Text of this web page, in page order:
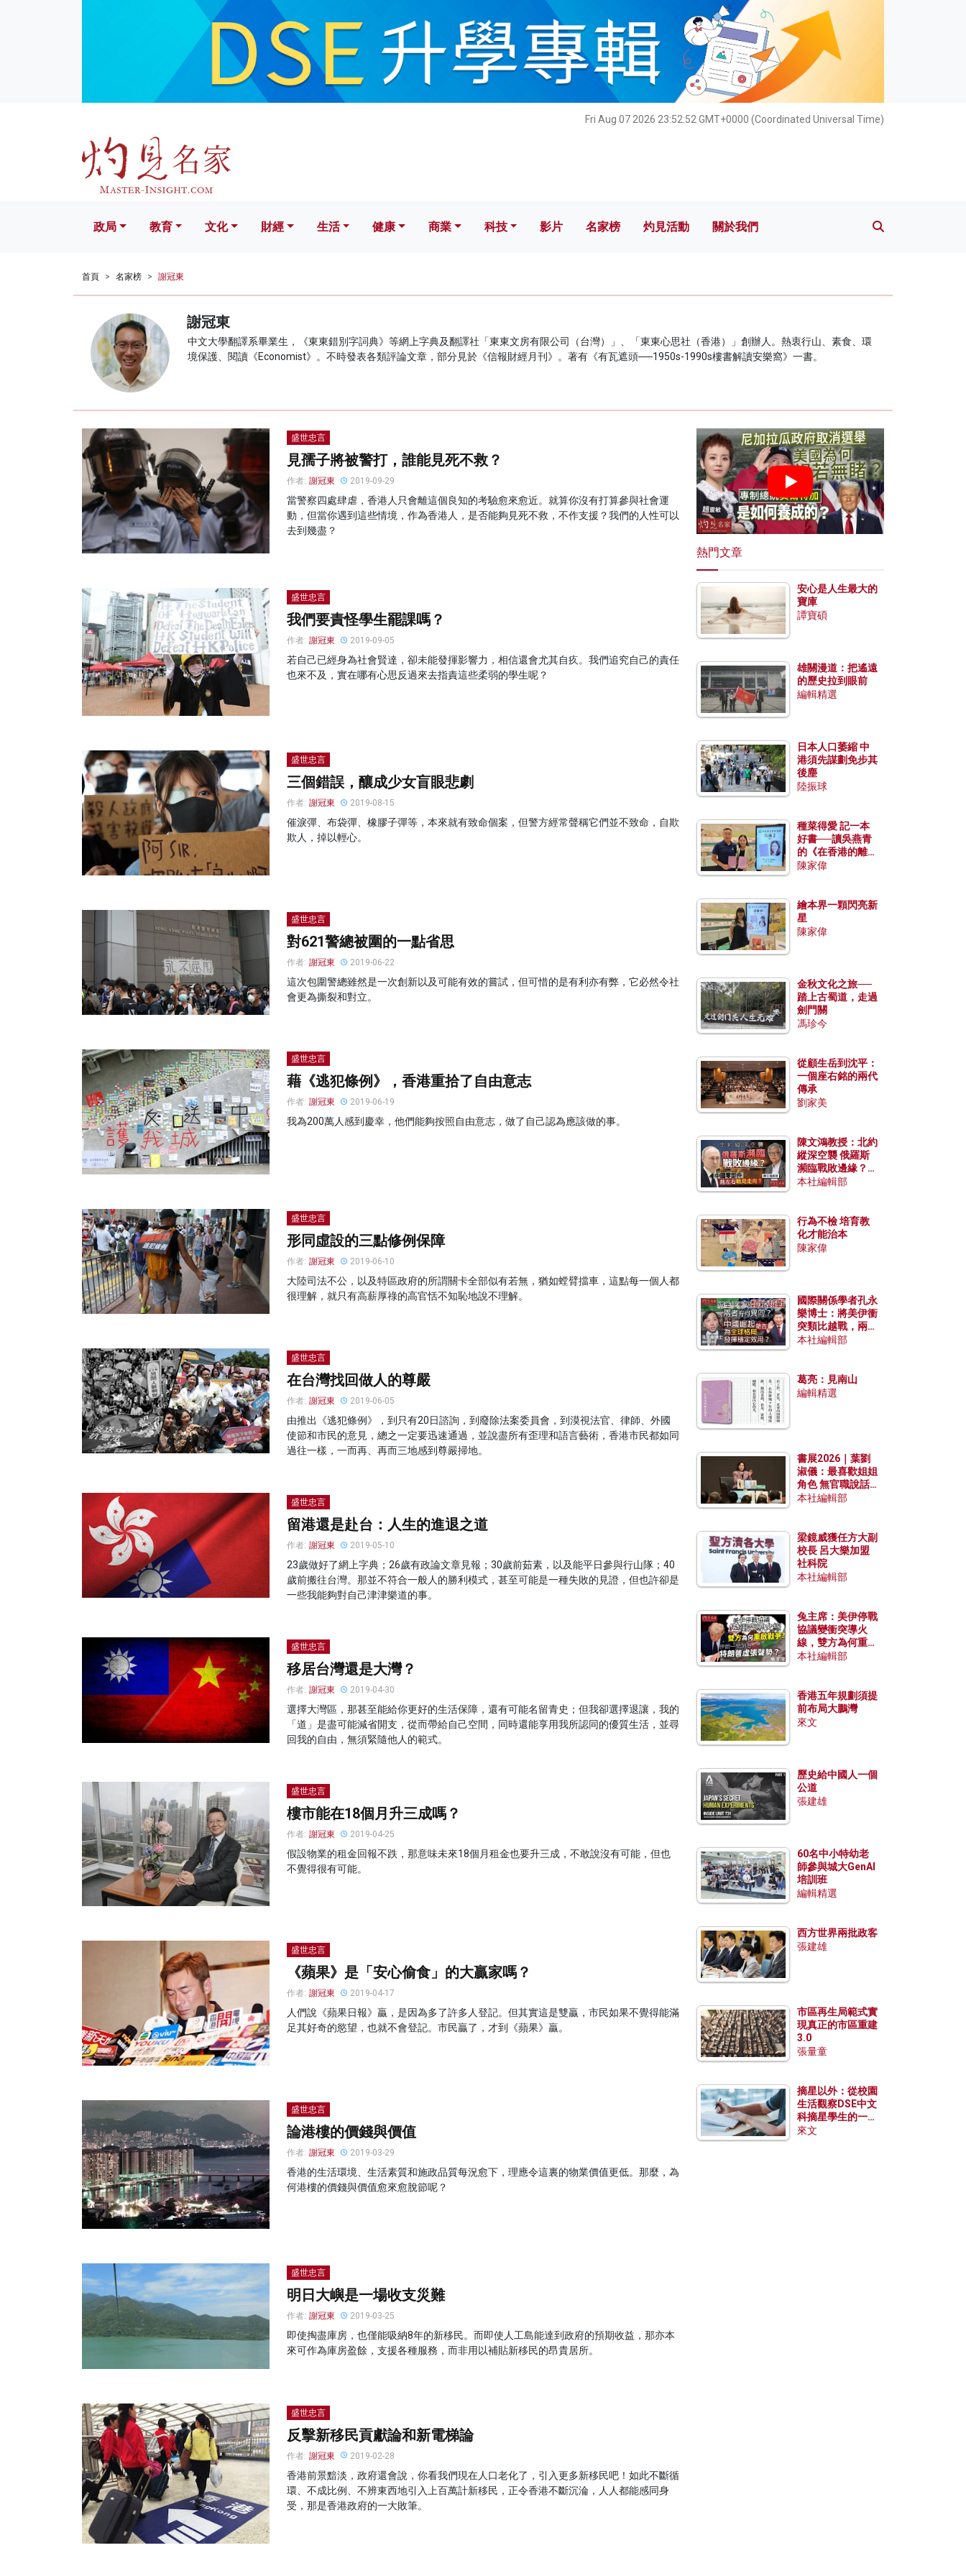
Fri Aug 07 2026 23:52:53 GMT+0000 (Coordinated Universal Time)
文化 財經 生活 健康 科技 影片 名家榜 灼見活動 關於我們
政局 教育 文化 財經 生活 健康 商業 科技 影片 名家榜 灼見活動 關於我們
首頁 名家榜 謝冠東
謝冠東
中文大學翻譯系畢業生，《東東錯別字詞典》等網上字典及翻譯社「東東文房有限公司（台灣）」、「東東心思社（香港）」創辦人。熱衷行山、素食、環
境保護、閱讀《Economist》。不時發表各類評論文章，部分見於《信報財經月刊》。著有《有瓦遮頭──1950s-1990s樓書解讀安樂窩》一書。
盛世忠言
見孺子將被警打，誰能見死不救？
作者: 謝冠東 2019-09-29
當警察四處肆虐，香港人只會離這個良知的考驗愈來愈近。就算你沒有打算參與社會運
動，但當你遇到這些情境，作為香港人，是否能夠見死不救，不作支援？我們的人性可以
去到幾盡？
盛世忠言
我們要責怪學生罷課嗎？
作者: 謝冠東 2019-09-05
若自己已經身為社會賢達，卻未能發揮影響力，相信還會尤其自疚。我們追究自己的責任
也來不及，實在哪有心思反過來去指責這些柔弱的學生呢？
盛世忠言
三個錯誤，釀成少女盲眼悲劇
作者: 謝冠東 2019-08-15
催淚彈、布袋彈、橡膠子彈等，本來就有致命個案，但警方經常聲稱它們並不致命，自欺
欺人，掉以輕心。
盛世忠言
對621警總被圍的一點省思
作者: 謝冠東 2019-06-22
這次包圍警總雖然是一次創新以及可能有效的嘗試，但可惜的是有利亦有弊，它必然令社
會更為撕裂和對立。
盛世忠言
藉《逃犯條例》，香港重拾了自由意志
作者: 謝冠東 2019-06-19
我為200萬人感到慶幸，他們能夠按照自由意志，做了自己認為應該做的事。
盛世忠言
形同虛設的三點修例保障
作者: 謝冠東 2019-06-10
大陸司法不公，以及特區政府的所謂關卡全部似有若無，猶如螳臂擋車，這點每一個人都
很理解，就只有高薪厚祿的高官恬不知恥地說不理解。
盛世忠言
在台灣找回做人的尊嚴
作者: 謝冠東 2019-06-05
由推出《逃犯條例》，到只有20日諮詢，到廢除法案委員會，到漠視法官、律師、外國
使節和市民的意見，總之一定要迅速通過，並說盡所有歪理和語言藝術，香港市民都如同
過往一樣，一而再、再而三地感到尊嚴掃地。
盛世忠言
留港還是赴台：人生的進退之道
作者: 謝冠東 2019-05-10
23歲做好了網上字典；26歲有政論文章見報；30歲前茹素，以及能平日參與行山隊；40
歲前搬往台灣。那並不符合一般人的勝利模式，甚至可能是一種失敗的見證，但也許卻是
一些我能夠對自己津津樂道的事。
盛世忠言
移居台灣還是大灣？
作者: 謝冠東 2019-04-30
選擇大灣區，那甚至能給你更好的生活保障，還有可能名留青史；但我卻選擇退讓，我的
「道」是盡可能減省開支，從而帶給自己空間，同時還能享用我所認同的優質生活，並尋
回我的自由，無須緊隨他人的範式。
盛世忠言
樓市能在18個月升三成嗎？
作者: 謝冠東 2019-04-25
假設物業的租金回報不跌，那意味未來18個月租金也要升三成，不敢說沒有可能，但也
不覺得很有可能。
盛世忠言
《蘋果》是「安心偷食」的大贏家嗎？
作者: 謝冠東 2019-04-17
人們說《蘋果日報》贏，是因為多了許多人登記。但其實這是雙贏，市民如果不覺得能滿
足其好奇的慾望，也就不會登記。市民贏了，才到《蘋果》贏。
盛世忠言
論港樓的價錢與價值
作者: 謝冠東 2019-03-29
香港的生活環境、生活素質和施政品質每況愈下，理應令這裏的物業價值更低。那麼，為
何港樓的價錢與價值愈來愈脫節呢？
盛世忠言
明日大嶼是一場收支災難
作者: 謝冠東 2019-03-25
即使掏盡庫房，也僅能吸納8年的新移民。而即使人工島能達到政府的預期收益，那亦本
來可作為庫房盈餘，支援各種服務，而非用以補貼新移民的昂貴居所。
盛世忠言
反擊新移民貢獻論和新電梯論
作者: 謝冠東 2019-02-28
香港前景黯淡，政府還會說，你看我們現在人口老化了，引入更多新移民吧！如此不斷循
環、不成比例、不辨東西地引入上百萬計新移民，正令香港不斷沉淪，人人都能感同身
受，那是香港政府的一大敗筆。
熱門文章
安心是人生最大的
寶庫
譚寶碩
雄關漫道：把遙遠
的歷史拉到眼前
編輯精選
日本人口萎縮 中
港須先謀劃免步其
後塵
陸振球
種菜得愛 記一本
好書──讀吳燕青
的《在香港的離島
種菜》
陳家偉
繪本界一顆閃亮新
星
陳家偉
金秋文化之旅──
踏上古蜀道，走過
劍門關
馮珍今
從顧生岳到沈平：
一個座右銘的兩代
傳承
劉家美
陳文鴻教授：北約
縱深空襲 俄羅斯
瀕臨戰敗邊緣？中
國零部件能左右戰
本社編輯部
行為不檢 培育教
化才能治本
陳家偉
國際關係學者孔永
樂博士：將美伊衝
突類比越戰，兩者
有何異同？中國崛
本社編輯部
葛亮：見南山
編輯精選
書展2026｜葉劉
淑儀：最喜歡姐姐
角色 無官職說話
包袱少
本社編輯部
梁鏡威獲任方大副
校長 呂大樂加盟
社科院
本社編輯部
兔主席：美伊停戰
協議變衝突導火
線，雙方為何重啟
戰爭？伊朗一早洞
本社編輯部
香港五年規劃須提
前布局大鵬灣
來文
歷史給中國人一個
公道
張建雄
60名中小特幼老
師參與城大GenAI
培訓班
編輯精選
西方世界兩批政客
張建雄
市區再生局範式實
現真正的市區重建
3.0
張量童
摘星以外：從校園
生活觀察DSE中文
科摘星學生的一點
特質
來文